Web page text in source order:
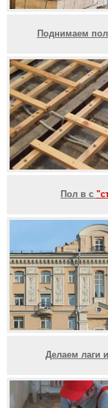
Поднимаем пол
Пол в с
Делаем лаги